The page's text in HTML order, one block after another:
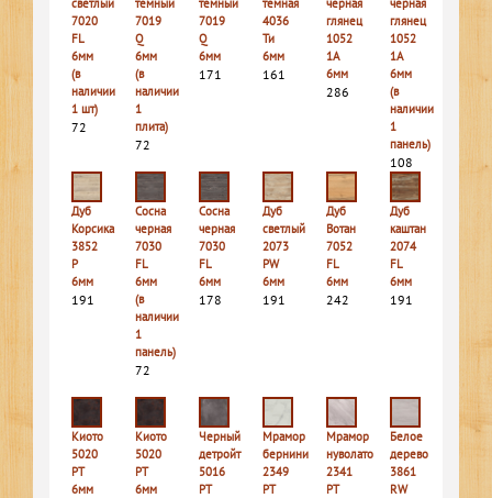
светлый
7020
FL
6мм
(в
наличии
1 шт)
72
темный
7019
Q
6мм
(в
наличии
1
плита)
72
темный
7019
Q
6мм
171
темная
4036
Ти
6мм
161
черная
глянец
1052
1A
6мм
286
черная
глянец
1052
1A
6мм
(в
наличии
1
панель)
108
Дуб
Корсика
3852
P
6мм
191
Сосна
черная
7030
FL
6мм
(в
наличии
1
панель)
72
Сосна
черная
7030
FL
6мм
178
Дуб
светлый
2073
PW
6мм
191
Дуб
Вотан
7052
FL
6мм
242
Дуб
каштан
2074
FL
6мм
191
Киото
5020
PT
6мм
Киото
5020
PT
6мм
Черный
детройт
5016
PT
Мрамор
бернини
2349
PT
Мрамор
нуволато
2341
PT
Белое
дерево
3861
RW